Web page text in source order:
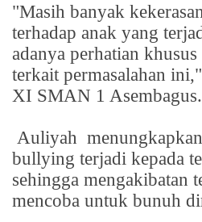
"Masih banyak
terhadap anak yang
adanya perhatian
terkait permasalahan
XI SMAN 1 Asembagus.
Auliyah
bullying terjadi kepada
sehingga mengakibatan
mencoba untuk bunuh